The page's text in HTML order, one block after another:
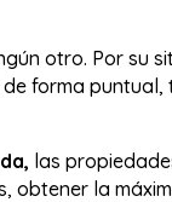
otro. Por su
forma puntual,
las
obtener la